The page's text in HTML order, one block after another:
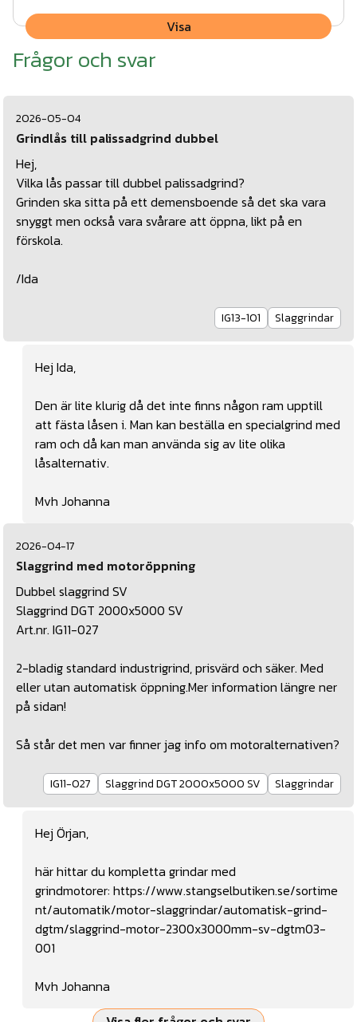
Visa
Frågor och svar
2026-05-04
Grindlås till palissadgrind dubbel
Hej,
Vilka lås passar till dubbel palissadgrind?
Grinden ska sitta på ett demensboende så det ska vara
snyggt men också vara svårare att öppna, likt på en
förskola.
/Ida
IG13-101 Slaggrindar
Hej Ida,
Den är lite klurig då det inte finns någon ram upptill
att fästa låsen i. Man kan beställa en specialgrind med
ram och då kan man använda sig av lite olika
låsalternativ.
Mvh Johanna
2026-04-17
Slaggrind med motoröppning
Dubbel slaggrind SV
Slaggrind DGT 2000x5000 SV
Art.nr. IG11-027
2-bladig standard industrigrind, prisvärd och säker. Med
eller utan automatisk öppning.Mer information längre ner
på sidan!
Så står det men var finner jag info om motoralternativen?
IG11-027 Slaggrind DGT 2000x5000 SV Slaggrindar
Hej Örjan,
här hittar du kompletta grindar med
grindmotorer: https://www.stangselbutiken.se/sortime
nt/automatik/motor-slaggrindar/automatisk-grind-
dgtm/slaggrind-motor-2300x3000mm-sv-dgtm03-
001
Mvh Johanna